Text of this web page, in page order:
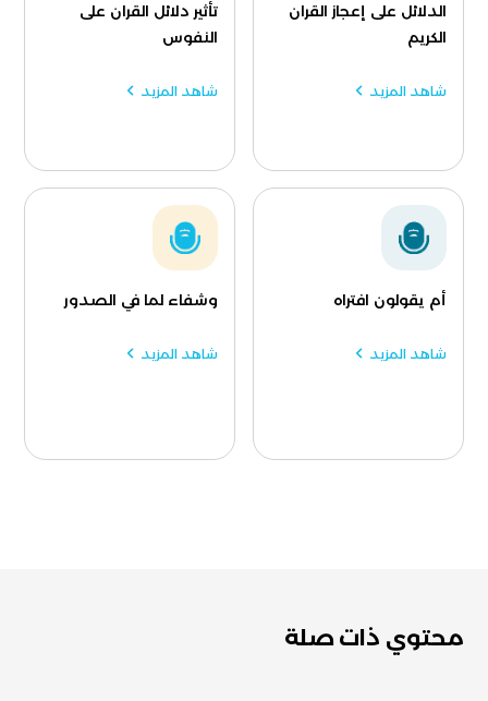
الدلائل على إعجاز القران
الكريم
شاهد المزيد
تأثير دلائل القران على
النفوس
شاهد المزيد
أم يقولون افتراه
شاهد المزيد
وشفاء لما في الصدور
شاهد المزيد
محتوي ذات صلة